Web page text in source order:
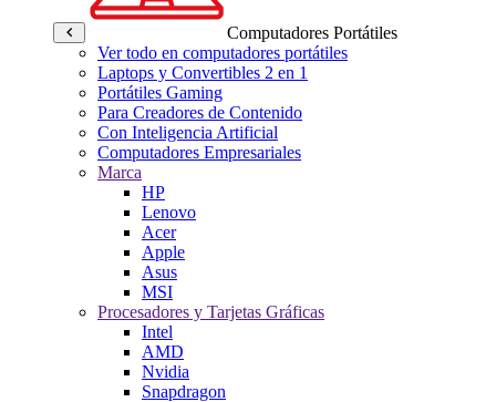
Computadores Portátiles
Ver todo en computadores portátiles
Laptops y Convertibles 2 en 1
Portátiles Gaming
Para Creadores de Contenido
Con Inteligencia Artificial
Computadores Empresariales
Marca
HP
Lenovo
Acer
Apple
Asus
MSI
Procesadores y Tarjetas Gráficas
Intel
AMD
Nvidia
Snapdragon